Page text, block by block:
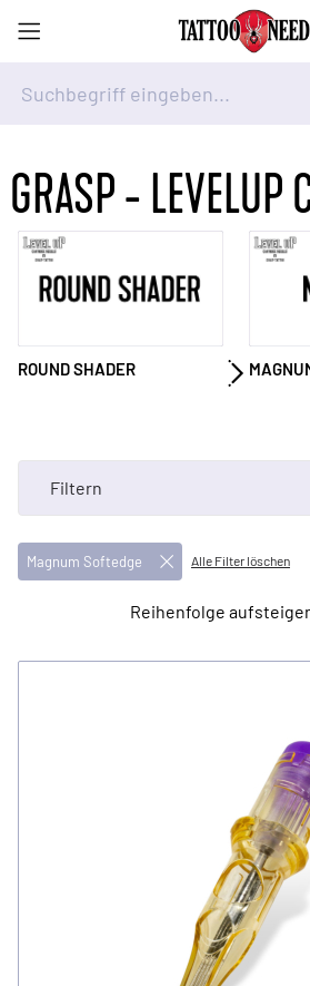
GRASP - LEVELUP
ROUND SHADER
Filtern
Magnum Softedge Alle Filter löschen
Sortieren nach